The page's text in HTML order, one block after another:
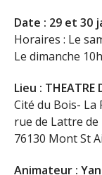
Date : 29 et 30
Horaires : Le
Le dimanche
Lieu : THEATRE
Cité du Bois- La
rue de Lattre
76130 Mont St
Animateur :